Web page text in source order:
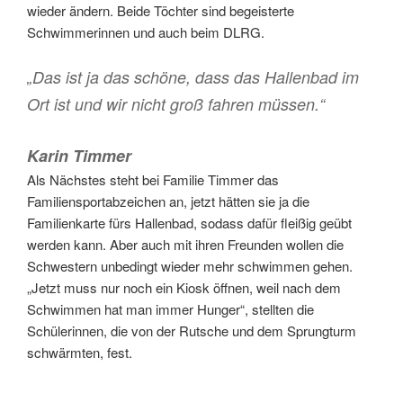
wieder ändern. Beide Töchter sind begeisterte
Schwimmerinnen und auch beim DLRG.
„Das ist ja das schöne, dass das Hallenbad im
Ort ist und wir nicht groß fahren müssen.“
Karin Timmer
Als Nächstes steht bei Familie Timmer das
Familiensportabzeichen an, jetzt hätten sie ja die
Familienkarte fürs Hallenbad, sodass dafür fleißig geübt
werden kann. Aber auch mit ihren Freunden wollen die
Schwestern unbedingt wieder mehr schwimmen gehen.
„Jetzt muss nur noch ein Kiosk öffnen, weil nach dem
Schwimmen hat man immer Hunger“, stellten die
Schülerinnen, die von der Rutsche und dem Sprungturm
schwärmten, fest.